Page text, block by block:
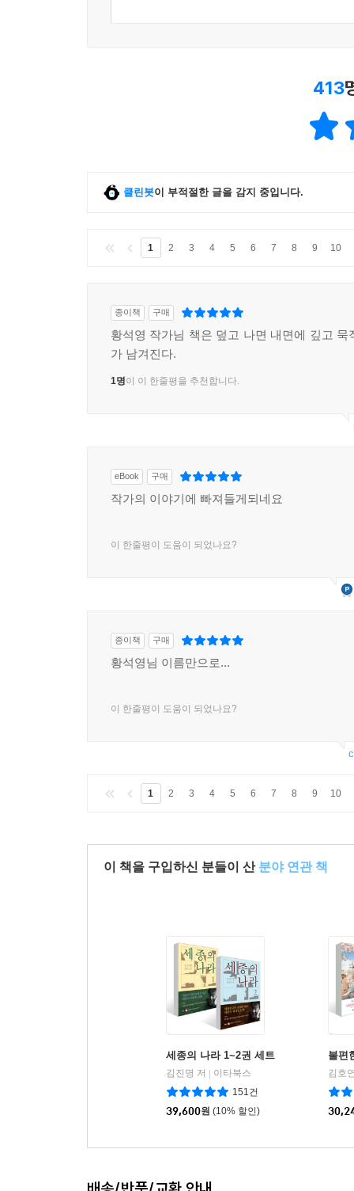
413
클린봇이 부적절한 글을 감지 중입니다.
1 2 3 4 5 6 7 8 9 10
종이책 구매
황석영 작가님 책은 덮고 나면 내면에 깊고 묵
가 남겨진다.
1명이 이 한줄평을 추천합니다.
eBook 구매
작가의 이야기에 빠져들게되네요
이 한줄평이 도움이 되었나요?
종이책 구매
황석영님 이름만으로...
이 한줄평이 도움이 되었나요?
1 2 3 4 5 6 7 8 9 10
이 책을 구입하신 분들이 산 분야 연관 책
세종의 나라 1~2권 세트
김진명 저
이타북스
151건
39,600원 (10% 할인)
불편
김호